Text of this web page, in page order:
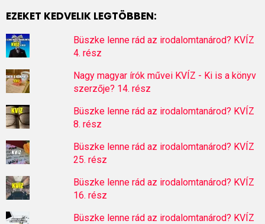
EZEKET KEDVELIK LEGTÖBBEN:
Büszke lenne rád az irodalomtanárod? KVÍZ
4. rész
Nagy magyar írók művei KVÍZ - Ki is a könyv
szerzője? 14. rész
Büszke lenne rád az irodalomtanárod? KVÍZ
8. rész
Büszke lenne rád az irodalomtanárod? KVÍZ
25. rész
Büszke lenne rád az irodalomtanárod? KVÍZ
16. rész
Büszke lenne rád az irodalomtanárod? KVÍZ